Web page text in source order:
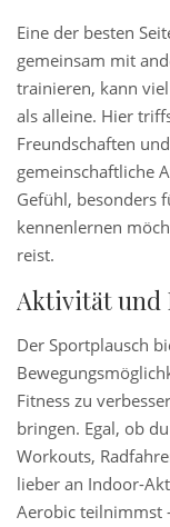
Eine der besten
gemeinsam mit
trainieren, kann
als alleine. Hier
Freundschaften
gemeinschaftliche
Gefühl, besonders
kennenlernen
reist.
Aktivität und
Der Sportplausch
Fitness zu
bringen. Egal, ob
Workouts,
lieber an Indoor-
Aerobic teilnimmst